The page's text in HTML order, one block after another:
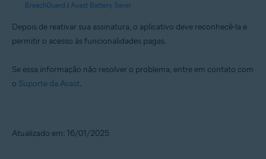
BreachGuard | Avast Battery Saver
Depois de reativar sua assinatura, o aplicativo deve reconhecê-la e
permitir o acesso às funcionalidades pagas.
Se essa informação não resolver o problema, entre em contato com
o Suporte da Avast.
Atualizado em: 16/01/2025